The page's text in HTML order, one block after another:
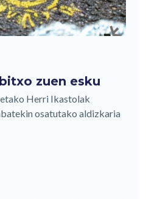
zuen esku
Herri Ikastolak
osatutako aldizkaria